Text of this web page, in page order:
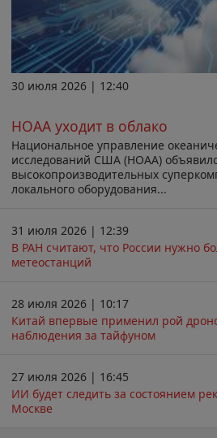
30 июля 2026 | 12:40
НОАА уходит в облако
Национальное управление
исследований США (НОАА)
высокопроизводительных
локального оборудования...
31 июля 2026 | 12:39
В РАН считают, что России нужно
метеостанций
28 июля 2026 | 10:17
Китай впервые применил рой
наблюдения за тайфуном
27 июля 2026 | 16:45
ИИ будет следить за состоянием
Москве